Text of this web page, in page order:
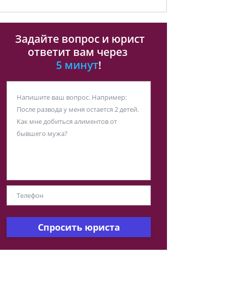
Задайте вопрос и юрист
ответит вам через
5 минут!
Спросить юриста